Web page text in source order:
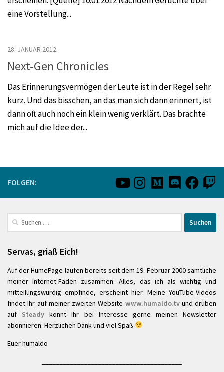
eine Vorstellung...
28. JANUAR 2012
Next-Gen Chronicles
Das Erinnerungsvermögen der Leute ist in der Regel sehr
kurz. Und das bisschen, an das man sich dann erinnert, ist
dann oft auch noch ein klein wenig verklärt. Das brachte
mich auf die Idee der...
FOLGEN:
Suchen
nach:
Servas, griaß Eich!
Auf der HumePage laufen bereits seit dem 19. Februar 2000 sämtliche
meiner Internet-Fäden zusammen. Alles, das ich als wichtig und
mitteilungswürdig empfinde, erscheint hier. Meine YouTube-Videos
findet Ihr auf meiner zweiten Website www.humaldo.tvund drüben
auf Steady könnt Ihr bei Interesse gerne meinen Newsletter
abonnieren. Herzlichen Dank und viel Spaß
Euer humaldo